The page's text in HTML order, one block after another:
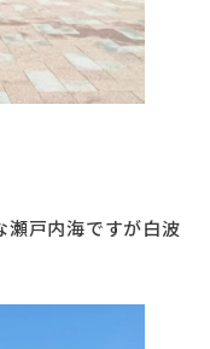
瀬戸内海ですが白波